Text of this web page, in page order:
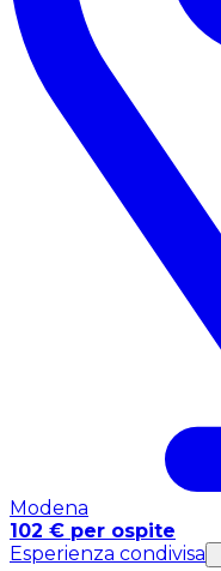
Modena
102 € per ospite
Esperienza condivisa